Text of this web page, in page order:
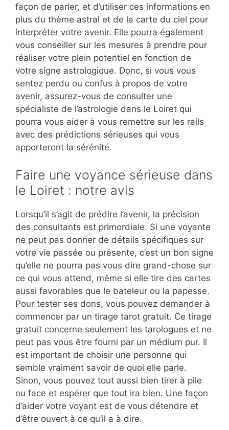
façon de parler, et d’utiliser ces informations en
plus du thème astral et de la carte du ciel pour
interpréter votre avenir. Elle pourra également
vous conseiller sur les mesures à prendre pour
réaliser votre plein potentiel en fonction de
votre signe astrologique. Donc, si vous vous
sentez perdu ou confus à propos de votre
avenir, assurez-vous de consulter une
spécialiste de l’astrologie dans le Loiret qui
pourra vous aider à vous remettre sur les rails
avec des prédictions sérieuses qui vous
apporteront la sérénité.
Faire une voyance sérieuse dans
le Loiret : notre avis
Lorsqu’il s’agit de prédire l’avenir, la précision
des consultants est primordiale. Si une voyante
ne peut pas donner de détails spécifiques sur
votre vie passée ou présente, c’est un bon signe
qu’elle ne pourra pas vous dire grand-chose sur
ce qui vous attend, même si elle tire des cartes
aussi favorables que le bateleur ou la papesse.
Pour tester ses dons, vous pouvez demander à
commencer par un tirage tarot gratuit. Ce tirage
gratuit concerne seulement les tarologues et ne
peut pas vous être fourni par un médium pur. Il
est important de choisir une personne qui
semble vraiment savoir de quoi elle parle.
Sinon, vous pouvez tout aussi bien tirer à pile
ou face et espérer que tout ira bien. Une façon
d’aider votre voyant est de vous détendre et
d’être ouvert à ce qu’il a à dire.